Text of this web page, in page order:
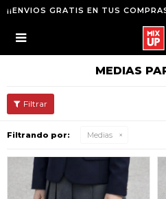
¡¡ENVIOS GRATIS EN TUS

MEDIAS
Filtrando por: Medias